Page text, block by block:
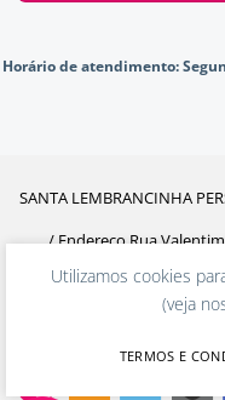
Horário de atendimento:
SANTA LEMBRANCINHA
/ Endereço Rua
Utilizamos cookies
(veja
TERMOS E